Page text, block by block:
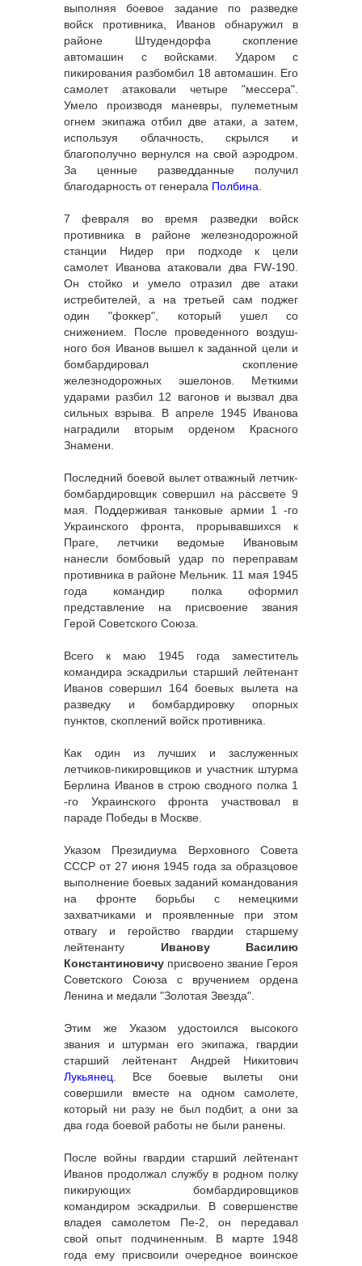
выполняя боевое задание по разведке
войск противника, Иванов обнаружил в
районе Штудендорфа скопление
автомашин с войсками. Ударом с
пикирования разбомбил 18 автомашин. Его
самолет атаковали четыре "мессера".
Умело производя маневры, пулеметным
огнем экипажа отбил две атаки, а затем,
используя облачность, скрылся и
благополучно вернулся на свой аэродром.
За ценные разведданные получил
благодарность от генерала Полбина.
7 февраля во время разведки войск
противника в районе железно­дорожной
станции Нидер при подходе к цели
самолет Иванова атаковали два FW-190.
Он стойко и умело отразил две атаки
истребителей, а на третьей сам поджег
один "фоккер", который ушел со
снижением. После проведенного воздуш­
ного боя Иванов вышел к заданной цели и
бомбардировал скопление
железнодорожных эшелонов. Меткими
ударами разбил 12 вагонов и вызвал два
сильных взрыва. В апреле 1945 Иванова
наградили вторым орденом Красного
Знамени.
Последний боевой вылет отважный летчик-
бомбардировщик совершил на рассвете 9
мая. Поддерживая танковые армии 1 -го
Украинского фронта, прорывавшихся к
Праге, летчики ведомые Ивановым
нанесли бомбовый удар по переправам
противника в районе Мельник. 11 мая 1945
года командир полка оформил
представление на присвоение звания
Герой Советского Союза.
Всего к маю 1945 года заместитель
командира эскадрильи старший лейтенант
Иванов совершил 164 боевых вылета на
разведку и бомбардировку опорных
пунктов, скоплений войск противника.
Как один из лучших и заслуженных
летчиков-пикировщиков и участник штурма
Берлина Иванов в строю сводного полка 1
-го Украинского фронта участвовал в
параде Победы в Москве.
Указом Президиума Верховного Совета
СССР от 27 июня 1945 года за образцовое
выполнение боевых заданий командования
на фронте борьбы с немецкими
захватчиками и проявленные при этом
отвагу и геройство гвардии старшему
лейтенанту Иванову Василию
Константиновичу присвоено звание Героя
Советского Союза с вручением ордена
Ленина и медали "Золотая Звезда".
Этим же Указом удостоился высокого
звания и штурман его экипажа, гвардии
старший лейтенант Андрей Никитович
Лукьянец. Все боевые вылеты они
совершили вместе на одном самолете,
который ни разу не был подбит, а они за
два года боевой работы не были ранены.
После войны гвардии старший лейтенант
Иванов продолжал службу в родном полку
пикирующих бомбардировщиков
командиром эскадрильи. В совершенстве
владея самолетом Пе-2, он передавал
свой опыт подчиненным. В марте 1948
года ему присвоили очередное воинское